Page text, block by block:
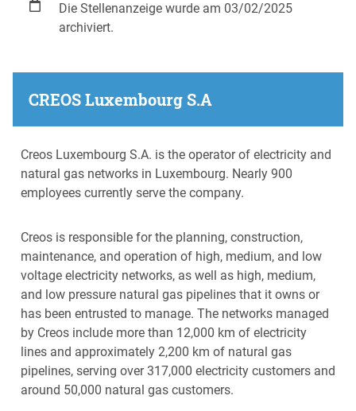
Die Stellenanzeige wurde am 03/02/2025
archiviert.
CREOS Luxembourg S.A
Creos Luxembourg S.A. is the operator of electricity and
natural gas networks in Luxembourg. Nearly 900
employees currently serve the company.
Creos is responsible for the planning, construction,
maintenance, and operation of high, medium, and low
voltage electricity networks, as well as high, medium,
and low pressure natural gas pipelines that it owns or
has been entrusted to manage. The networks managed
by Creos include more than 12,000 km of electricity
lines and approximately 2,200 km of natural gas
pipelines, serving over 317,000 electricity customers and
around 50,000 natural gas customers.